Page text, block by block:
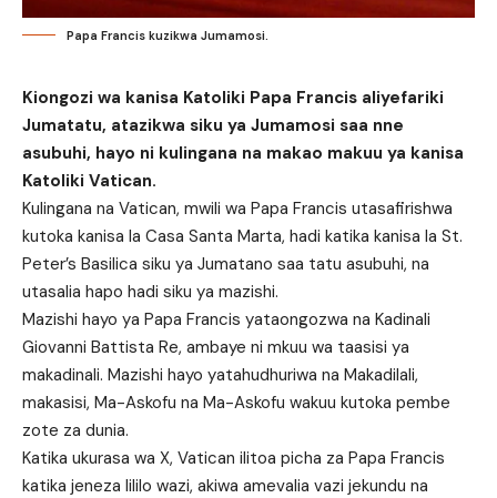
Papa Francis kuzikwa Jumamosi.
Kiongozi wa kanisa Katoliki Papa Francis aliyefariki
Jumatatu, atazikwa siku ya Jumamosi saa nne
asubuhi, hayo ni kulingana na makao makuu ya kanisa
Katoliki Vatican.
Kulingana na Vatican, mwili wa Papa Francis utasafirishwa
kutoka kanisa la Casa Santa Marta, hadi katika kanisa la St.
Peter’s Basilica siku ya Jumatano saa tatu asubuhi, na
utasalia hapo hadi siku ya mazishi.
Mazishi hayo ya Papa Francis yataongozwa na Kadinali
Giovanni Battista Re, ambaye ni mkuu wa taasisi ya
makadinali. Mazishi hayo yatahudhuriwa na Makadilali,
makasisi, Ma-Askofu na Ma-Askofu wakuu kutoka pembe
zote za dunia.
Katika ukurasa wa X, Vatican ilitoa picha za Papa Francis
katika jeneza lililo wazi, akiwa amevalia vazi jekundu na